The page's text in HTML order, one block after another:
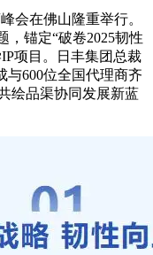
会在佛山隆重举行。
，锚定“破卷2025韧性
项目。日丰集团总裁
与600位全国代理商齐
绘品渠协同发展新蓝